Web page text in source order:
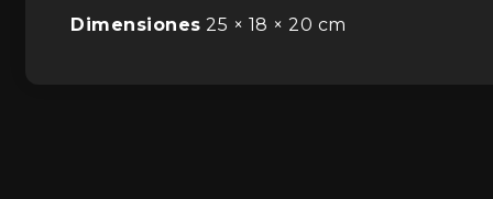
Dimensiones 25 × 18 × 20 cm